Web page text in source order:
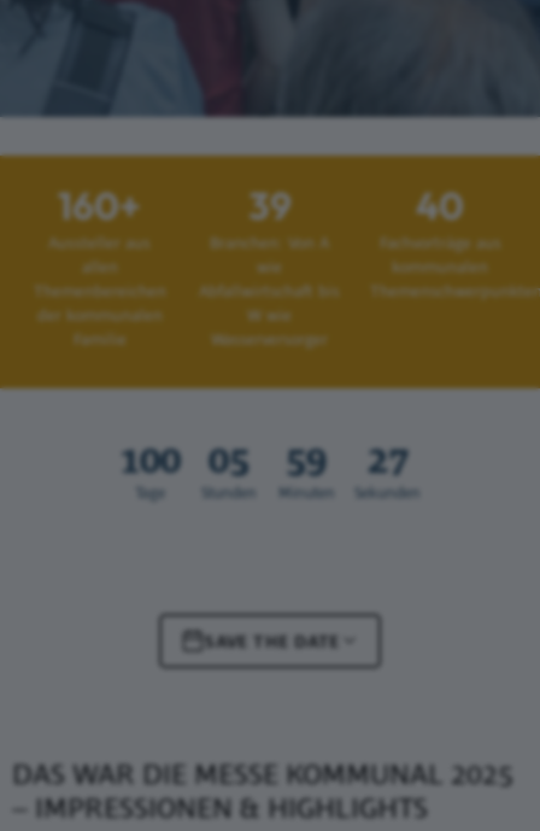
160+
Aussteller aus
allen
Themenbereichen
der kommunalen
Familie
39
Branchen: Von A
wie
Abfallwirtschaft bis
W wie
Wasserversorger
40
Fachvorträge aus
kommunalen
100
Tage
05
Stunden
59
Minuten
25
Sekunden
SAVE THE DATE
DAS WAR DIE MESSE KOMMUNAL 2025
– IMPRESSIONEN & HIGHLIGHTS